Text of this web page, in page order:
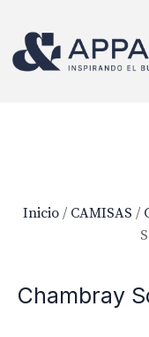
Inicio / CAMISAS /
Chambray